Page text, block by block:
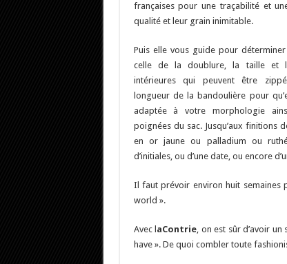
françaises pour une traçabilité et
qualité et leur grain inimitable.
Puis elle vous guide pour
celle de la doublure, la taille et
intérieures qui peuvent être
longueur de la bandoulière pour
adaptée à votre morphologie
poignées du sac. Jusqu’aux finitions
en or jaune ou palladium ou
d’initiales, ou d’une date, ou encore
Il faut prévoir environ huit semaines
world ».
Avec l aContrie, on est sûr d’avoir
have ». De quoi combler toute